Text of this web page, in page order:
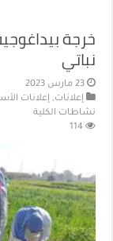
خرجة
نباتي
23 مارس 2023
إعلانات, إعلانات
نشاطات الكلية
114